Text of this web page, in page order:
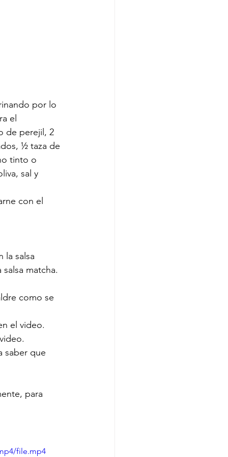
por lo
el
de perejil, 2
½ taza de
tinto o
sal y
con el
la salsa
matcha.
como se
el video.
saber que
para
file.mp4